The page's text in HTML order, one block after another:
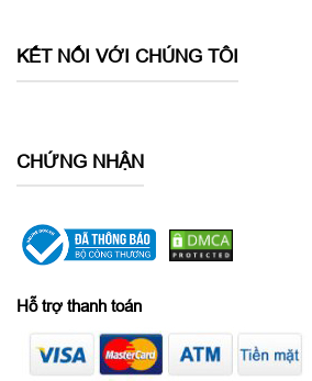
KẾT NỐI VỚI CHÚNG TÔI
CHỨNG NHẬN
Hỗ trợ thanh toán